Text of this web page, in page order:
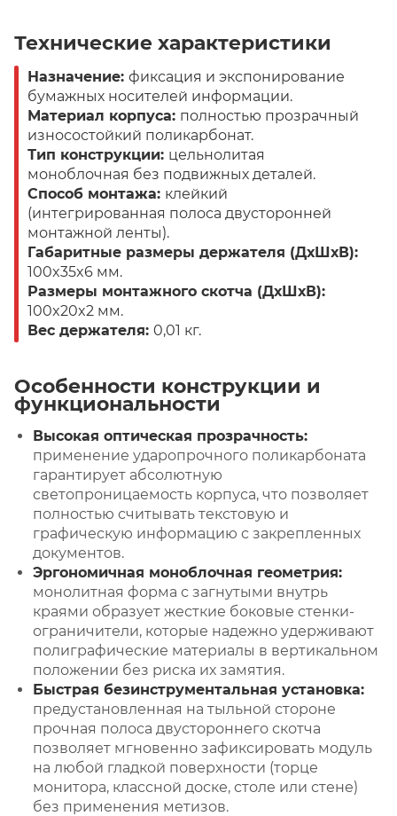
Технические характеристики
Назначение: фиксация и экспонирование
бумажных носителей информации.
Материал корпуса: полностью прозрачный
износостойкий поликарбонат.
Тип конструкции: цельнолитая
моноблочная без подвижных деталей.
Способ монтажа: клейкий
(интегрированная полоса двусторонней
монтажной ленты).
Габаритные размеры держателя (ДхШхВ):
100x35x6 мм.
Размеры монтажного скотча (ДхШхВ):
100x20x2 мм.
Вес держателя: 0,01 кг.
Особенности конструкции и
функциональности
Высокая оптическая прозрачность:
применение ударопрочного поликарбоната
гарантирует абсолютную
светопроницаемость корпуса, что позволяет
полностью считывать текстовую и
графическую информацию с закрепленных
документов.
Эргономичная моноблочная геометрия:
монолитная форма с загнутыми внутрь
краями образует жесткие боковые стенки-
ограничители, которые надежно удерживают
полиграфические материалы в вертикальном
положении без риска их замятия.
Быстрая безинструментальная установка:
предустановленная на тыльной стороне
прочная полоса двустороннего скотча
позволяет мгновенно зафиксировать модуль
на любой гладкой поверхности (торце
монитора, классной доске, столе или стене)
без применения метизов.